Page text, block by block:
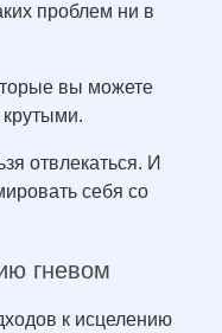
проблем ни в
вы можете
крутыми.
отвлекаться. И
себя со
гневом
к исцелению